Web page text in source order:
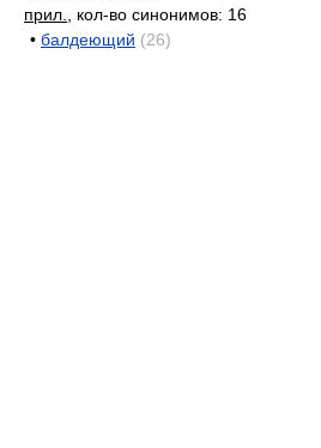
прил.
, кол-во синонимов: 16
• балдеющий (26)